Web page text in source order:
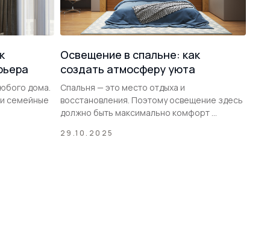
дома.
семейные
Освещение в спальне: как
создать атмосферу уюта
Спальня — это место отдыха и
восстановления. Поэтому освещение здесь
должно быть максимально комфорт ...
29.10.2025